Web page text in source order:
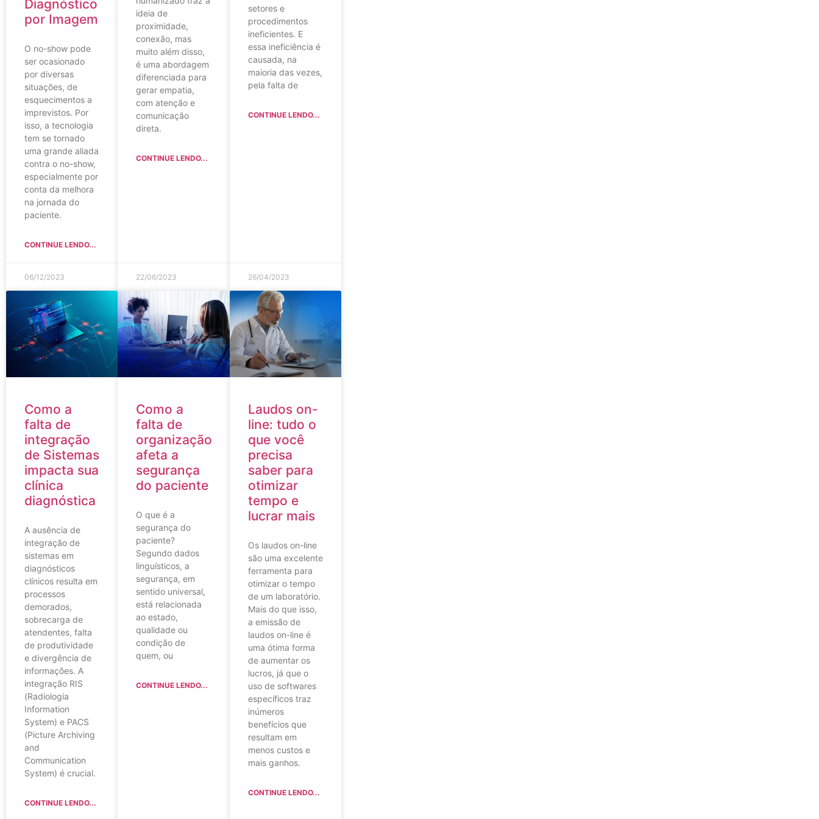
Diagnóstico
por Imagem
O no-show pode
ser ocasionado
por diversas
situações, de
esquecimentos a
imprevistos. Por
isso, a tecnologia
tem se tornado
uma grande aliada
contra o no-show,
especialmente por
conta da melhora
na jornada do
paciente.
CONTINUE LENDO...
06/12/2023
ideia de
proximidade,
conexão, mas
muito além disso,
é uma abordagem
diferenciada para
gerar empatia,
com atenção e
comunicação
direta.
CONTINUE LENDO...
22/06/2023
setores e
procedimentos
ineficientes. E
essa ineficiência é
causada, na
maioria das vezes,
pela falta de
CONTINUE LENDO...
26/04/2023
Como a
falta de
integração
de Sistemas
impacta sua
clínica
diagnóstica
A ausência de
integração de
sistemas em
diagnósticos
clínicos resulta em
processos
demorados,
sobrecarga de
atendentes, falta
de produtividade
e divergência de
informações. A
integração RIS
(Radiologia
Information
System) e PACS
(Picture Archiving
and
Communication
System) é crucial.
CONTINUE LENDO...
Como a
falta de
organização
afeta a
segurança
do paciente
O que é a
segurança do
paciente?
Segundo dados
linguísticos, a
segurança, em
sentido universal,
está relacionada
ao estado,
qualidade ou
condição de
quem, ou
CONTINUE LENDO...
Laudos on-
line: tudo o
que você
precisa
saber para
otimizar
tempo e
lucrar mais
Os laudos on-line
são uma excelente
ferramenta para
otimizar o tempo
de um laboratório.
Mais do que isso,
a emissão de
laudos on-line é
uma ótima forma
de aumentar os
lucros, já que o
uso de softwares
específicos traz
inúmeros
benefícios que
resultam em
menos custos e
mais ganhos.
CONTINUE LENDO...